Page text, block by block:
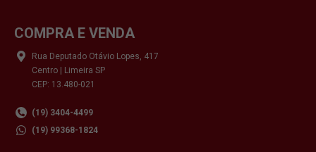
COMPRA E VENDA
Rua Deputado Otávio Lopes, 417
Centro | Limeira SP
CEP: 13.480-021
(19) 3404-4499
(19) 99368-1824